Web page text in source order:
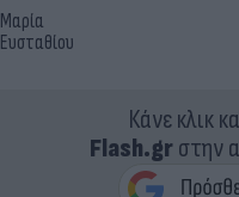
Μαρία
Ευσταθίου
Κάνε κλικ
Flash.grστην